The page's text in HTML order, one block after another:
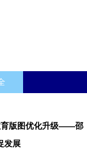
育版图优化升级——邵
发展